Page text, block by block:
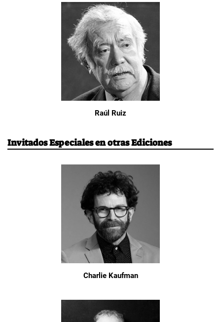
Raúl Ruiz
Invitados Especiales en otras Ediciones
Charlie Kaufman